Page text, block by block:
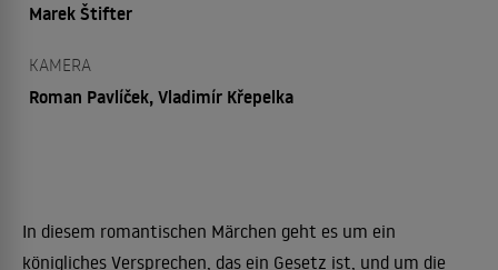
Marek Štifter
KAMERA
Roman Pavlíček, Vladimír Křepelka
In diesem romantischen Märchen geht es um ein
königliches Versprechen, das ein Gesetz ist, und um die